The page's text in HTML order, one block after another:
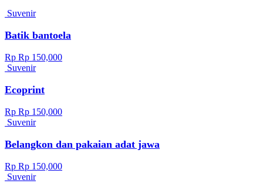
Suvenir
Batik bantoela
Rp Rp 150,000
Suvenir
Ecoprint
Rp Rp 150,000
Suvenir
Belangkon dan pakaian adat jawa
Rp Rp 150,000
Suvenir